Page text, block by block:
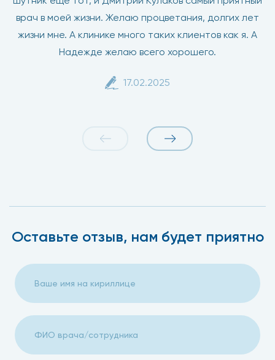
врач в моей жизни. Желаю процветания, долгих лет
жизни мне. А клинике много таких клиентов как я. А
Надежде желаю всего хорошего.
17.02.2025
Оставьте отзыв, нам будет приятно